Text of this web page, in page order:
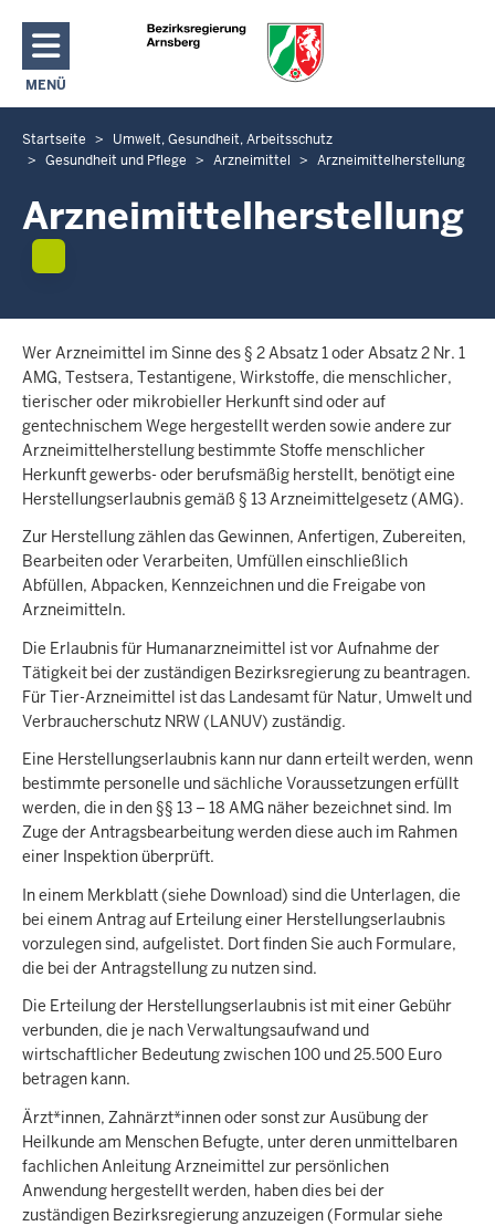
Direkt zum Inhalt
MENÜ
NAVIGATION AKTIVIEREN/DEAKTIVIEREN: HAUPTMENÜ
S
e
b
d
e
n
s
i
c
h
h
i
e
r
Startseite
Umwelt, Gesundheit, Arbeitsschutz
Gesundheit und Pflege
Arzneimittel Arzneimittelherstellung
Arzneimittelherstellung
Wer Arzneimittel im Sinne des § 2 Absatz 1 oder Absatz 2 Nr. 1
AMG, Testsera, Testantigene, Wirkstoffe, die menschlicher,
tierischer oder mikrobieller Herkunft sind oder auf
gentechnischem Wege hergestellt werden sowie andere zur
Arzneimittelherstellung bestimmte Stoffe menschlicher
Herkunft gewerbs- oder berufsmäßig herstellt, benötigt eine
Herstellungserlaubnis gemäß § 13 Arzneimittelgesetz (AMG).
Zur Herstellung zählen das Gewinnen, Anfertigen, Zubereiten,
Bearbeiten oder Verarbeiten, Umfüllen einschließlich
Abfüllen, Abpacken, Kennzeichnen und die Freigabe von
Arzneimitteln.
Die Erlaubnis für Humanarzneimittel ist vor Aufnahme der
Tätigkeit bei der zuständigen Bezirksregierung zu beantragen.
Für Tier-Arzneimittel ist das Landesamt für Natur, Umwelt und
Verbraucherschutz NRW (LANUV) zuständig.
Eine Herstellungserlaubnis kann nur dann erteilt werden, wenn
bestimmte personelle und sächliche Voraussetzungen erfüllt
werden, die in den §§ 13 – 18 AMG näher bezeichnet sind. Im
Zuge der Antragsbearbeitung werden diese auch im Rahmen
einer Inspektion überprüft.
In einem Merkblatt (siehe Download) sind die Unterlagen, die
bei einem Antrag auf Erteilung einer Herstellungserlaubnis
vorzulegen sind, aufgelistet. Dort finden Sie auch Formulare,
die bei der Antragstellung zu nutzen sind.
Die Erteilung der Herstellungserlaubnis ist mit einer Gebühr
verbunden, die je nach Verwaltungsaufwand und
wirtschaftlicher Bedeutung zwischen 100 und 25.500 Euro
betragen kann.
Ärzt*innen, Zahnärzt*innen oder sonst zur Ausübung der
Heilkunde am Menschen Befugte, unter deren unmittelbaren
fachlichen Anleitung Arzneimittel zur persönlichen
Anwendung hergestellt werden, haben dies bei der
zuständigen Bezirksregierung anzuzeigen (Formular siehe